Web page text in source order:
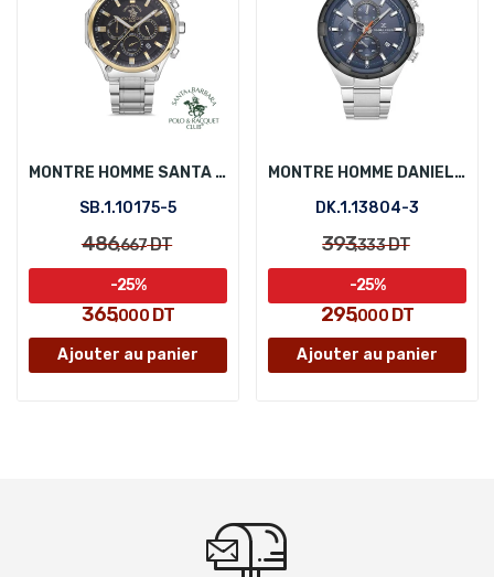
MONTRE HOMME SANTA BARBARA POLO SB.1.10175-5
SB.1.10175-5
486,667DT
365,000DT
-25%
Ajouter au panier
MONTRE HOMME DANIEL KLEIN DK.1.13804-3
DK.1.13804-3
393,333DT
295,000DT
-25%
Ajouter au panier